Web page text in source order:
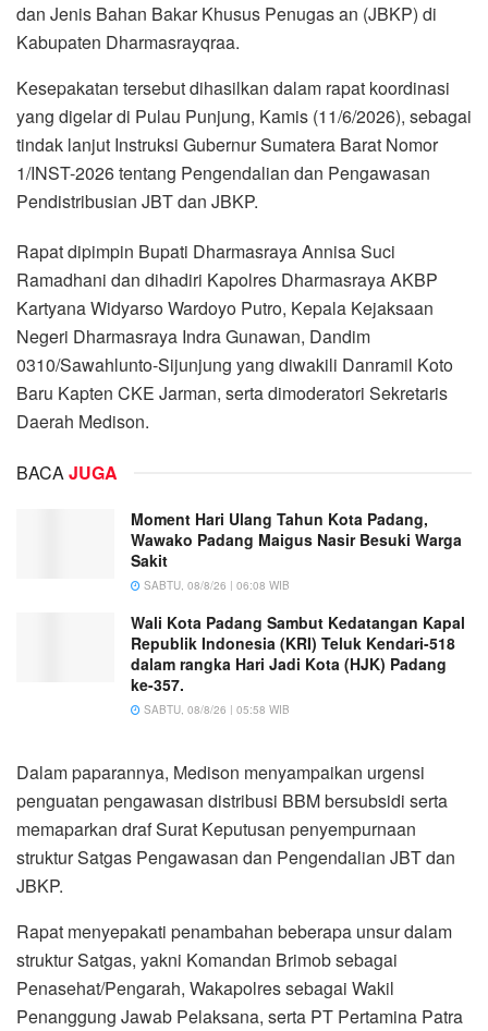
dan Jenis Bahan Bakar Khusus Penugas an (JBKP) di
Kabupaten Dharmasrayqraa.
Kesepakatan tersebut dihasilkan dalam rapat koordinasi
yang digelar di Pulau Punjung, Kamis (11/6/2026), sebagai
tindak lanjut Instruksi Gubernur Sumatera Barat Nomor
1/INST-2026 tentang Pengendalian dan Pengawasan
Pendistribusian JBT dan JBKP.
Rapat dipimpin Bupati Dharmasraya Annisa Suci
Ramadhani dan dihadiri Kapolres Dharmasraya AKBP
Kartyana Widyarso Wardoyo Putro, Kepala Kejaksaan
Negeri Dharmasraya Indra Gunawan, Dandim
0310/Sawahlunto-Sijunjung yang diwakili Danramil Koto
Baru Kapten CKE Jarman, serta dimoderatori Sekretaris
Daerah Medison.
BACAJUGA
Moment Hari Ulang Tahun Kota Padang,
Wawako Padang Maigus Nasir Besuki Warga
Sakit
SABTU, 08/8/26 | 06:08 WIB
Wali Kota Padang Sambut Kedatangan Kapal
Republik Indonesia (KRI) Teluk Kendari-518
dalam rangka Hari Jadi Kota (HJK) Padang
ke-357.
SABTU, 08/8/26 | 05:58 WIB
Dalam paparannya, Medison menyampaikan urgensi
penguatan pengawasan distribusi BBM bersubsidi serta
memaparkan draf Surat Keputusan penyempurnaan
struktur Satgas Pengawasan dan Pengendalian JBT dan
JBKP.
Rapat menyepakati penambahan beberapa unsur dalam
struktur Satgas, yakni Komandan Brimob sebagai
Penasehat/Pengarah, Wakapolres sebagai Wakil
Penanggung Jawab Pelaksana, serta PT Pertamina Patra